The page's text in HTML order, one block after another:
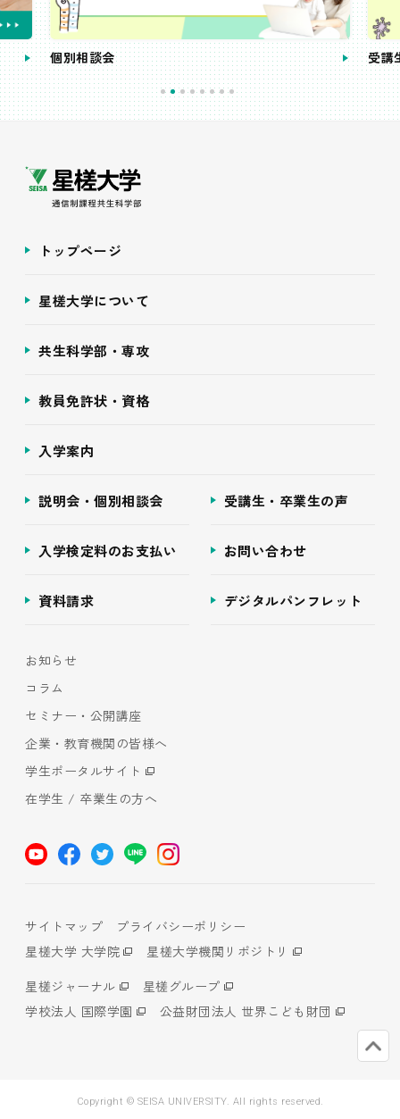
個別相談会 受講
トップページ
星槎大学について
共生科学部・専攻
教員免許状・資格
入学案内
説明会・個別相談会 受講生・卒業生の声
入学検定料のお支払い お問い合わせ
資料請求 デジタルパンフレット
お知らせ
コラム
セミナー・公開講座
企業・教育機関の皆様へ
学生ポータルサイト
在学生 / 卒業生の方へ
サイトマップ
プライバシーポリシー
星槎大学 大学院
星槎大学機関リポジトリ
星槎ジャーナル
星槎グループ
学校法人 国際学園
公益財団法人 世界こども財団
Copyright © SEISA UNIVERSITY. All rights reserved.